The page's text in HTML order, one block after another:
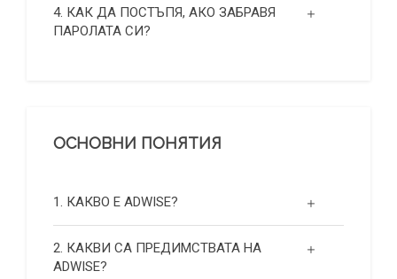
4. КАК ДА ПОСТЪПЯ, АКО ЗАБРАВЯ
ПАРОЛАТА СИ?
ОСНОВНИ ПОНЯТИЯ
1. КАКВО Е ADWISE?
2. КАКВИ СА ПРЕДИМСТВАТА НА
ADWISE?